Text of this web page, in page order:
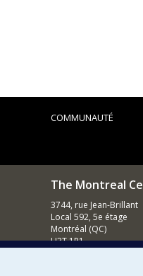
COMMUNAUTÉ
The Montreal
3744, rue Jean-Brillant
Local 592, 5e étage
Montréal (QC)
H3T 1P1